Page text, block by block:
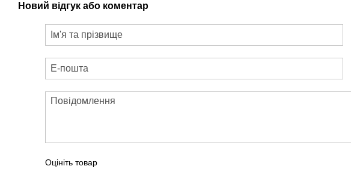
Новий відгук або коментар
Оцініть товар